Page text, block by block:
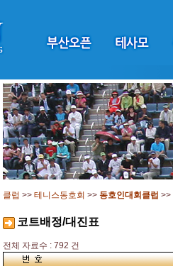
클럽 >> 테니스동호회 >> 동호인대회클럽 >>
코트배정/대진표
전체 자료수 : 792 건